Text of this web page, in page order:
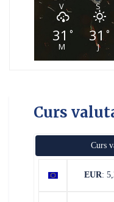
V S
31 °
M
31°
J
Curs
Curs
EUR: